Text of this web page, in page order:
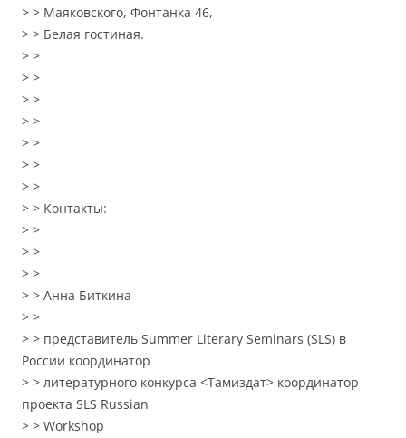
> > Маяковского, Фонтанка 46,
> > Белая гостиная.
> >
> >
> >
> >
> >
> >
> >
> > Контакты:
> >
> >
> >
> > Анна Биткина
> >
> > представитель Summer Literary Seminars (SLS) в
России координатор
> > литературного конкурса <Тамиздат> координатор
проекта SLS Russian
> > Workshop